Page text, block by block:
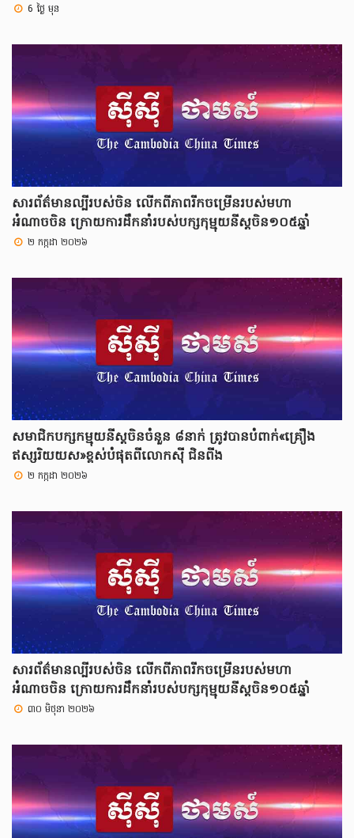
6 ថ្ងៃ មុន
សារព័ត៌មានល្បីរបស់ចិន លើកពីភាពរីកចម្រើនរបស់មហា
អំណាចចិន ក្រោយការដឹកនាំរបស់បក្សកុម្មុយនីស្តចិន១០៥ឆ្នាំ
២ កក្កដា ២០២៦
សមាជិកបក្សកម្មុយនីស្តចិនចំនួន ៨នាក់ ត្រូវបានបំពាក់«គ្រឿង
ឥស្សរិយយស»ខ្ពស់បំផុតពីលោកស៊ី ជិនពីង
២ កក្កដា ២០២៦
សារព័ត៌មានល្បីរបស់ចិន លើកពីភាពរីកចម្រើនរបស់មហា
អំណាចចិន ក្រោយការដឹកនាំរបស់បក្សកុម្មុយនីស្តចិន១០៥ឆ្នាំ
៣០ មិថុនា ២០២៦